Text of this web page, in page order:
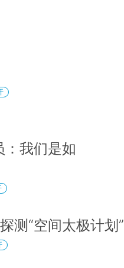
我们是如
测“空间太极计划”